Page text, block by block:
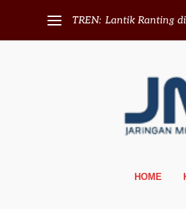
TREN: Lantik Ranting di
HOME